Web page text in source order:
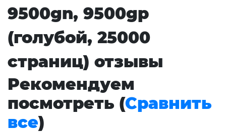
9500gn, 9500gp
(голубой, 25000
страниц) отзывы
Рекомендуем
посмотреть (Сравнить
все)